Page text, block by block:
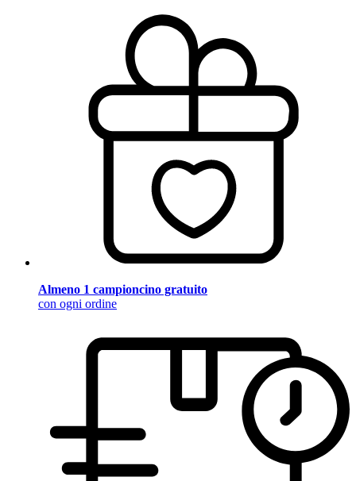
Almeno 1 campioncino gratuito
con ogni ordine